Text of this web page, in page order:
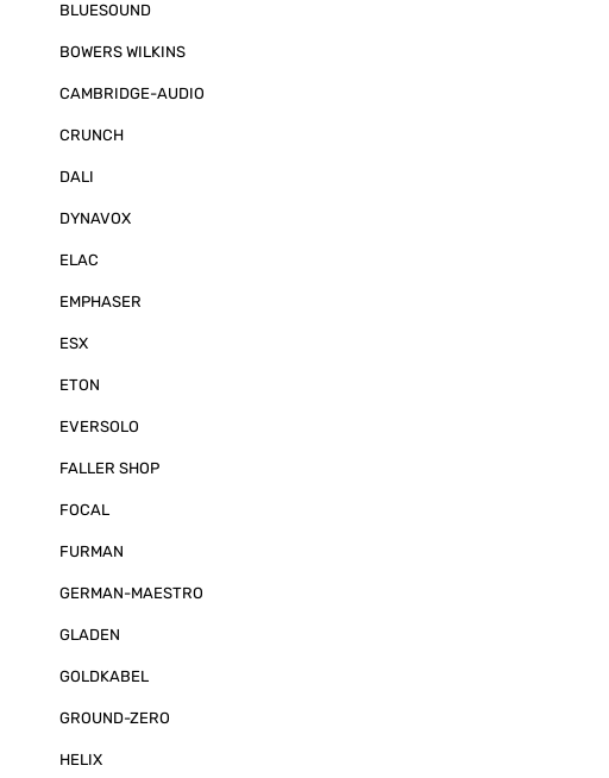
BLUESOUND
BOWERS WILKINS
CAMBRIDGE-AUDIO
CRUNCH
DALI
DYNAVOX
ELAC
EMPHASER
ESX
ETON
EVERSOLO
FALLER SHOP
FOCAL
FURMAN
GERMAN-MAESTRO
GLADEN
GOLDKABEL
GROUND-ZERO
HELIX